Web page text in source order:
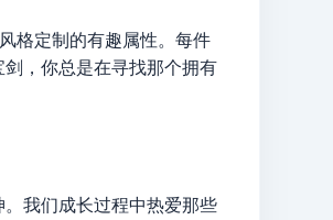
格定制的有趣属性。每件
，你总是在寻找那个拥有
我们成长过程中热爱那些